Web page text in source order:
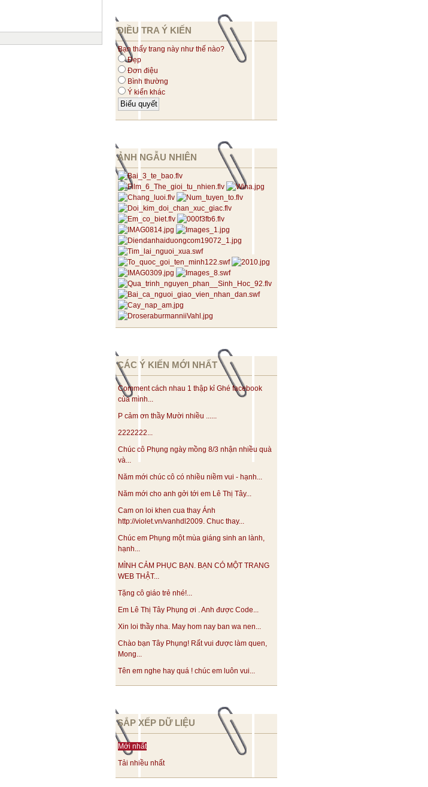
ĐIỀU TRA Ý KIẾN
Bạn thấy trang này như thế nào?
Đẹp
Đơn điệu
Bình thường
Ý kiến khác
ẢNH NGẪU NHIÊN
CÁC Ý KIẾN MỚI NHẤT
Comment cách nhau 1 thập kỉ Ghé facebook
của mình...
P cảm ơn thầy Mười nhiều ......
2222222...
Chúc cô Phụng ngày mồng 8/3 nhận nhiều quà
và...
Năm mới chúc cô có nhiều niềm vui - hạnh...
Năm mới cho anh gởi tới em Lê Thị Tây...
Cam on loi khen cua thay Ánh
http://violet.vn/vanhdl2009. Chuc thay...
Chúc em Phụng một mùa giáng sinh an lành,
hạnh...
MÌNH CẢM PHỤC BẠN. BẠN CÓ MỘT TRANG
WEB THẬT...
Tặng cô giáo trẻ nhé!...
Em Lê Thị Tây Phụng ơi . Anh được Code...
Xin loi thầy nha. May hom nay ban wa nen...
Chào bạn Tây Phụng! Rất vui được làm quen,
Mong...
Tên em nghe hay quá ! chúc em luôn vui...
SẮP XẾP DỮ LIỆU
Mới nhất
Tải nhiều nhất